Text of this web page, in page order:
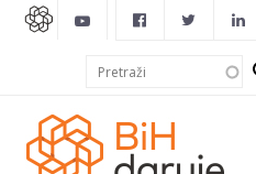
Search
form